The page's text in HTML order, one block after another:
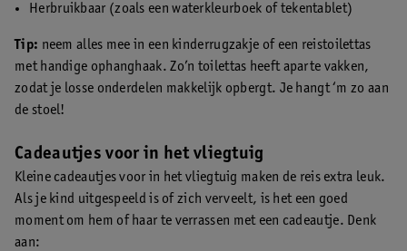
Herbruikbaar (zoals een waterkleurboek of tekentablet)
Tip: neem alles mee in een kinderrugzakje of een reistoilettas
met handige ophanghaak. Zo’n toilettas heeft aparte vakken,
zodat je losse onderdelen makkelijk opbergt. Je hangt ‘m zo aan
de stoel!
Cadeautjes voor in het vliegtuig
Kleine cadeautjes voor in het vliegtuig maken de reis extra leuk.
Als je kind uitgespeeld is of zich verveelt, is het een goed
moment om hem of haar te verrassen met een cadeautje. Denk
aan: